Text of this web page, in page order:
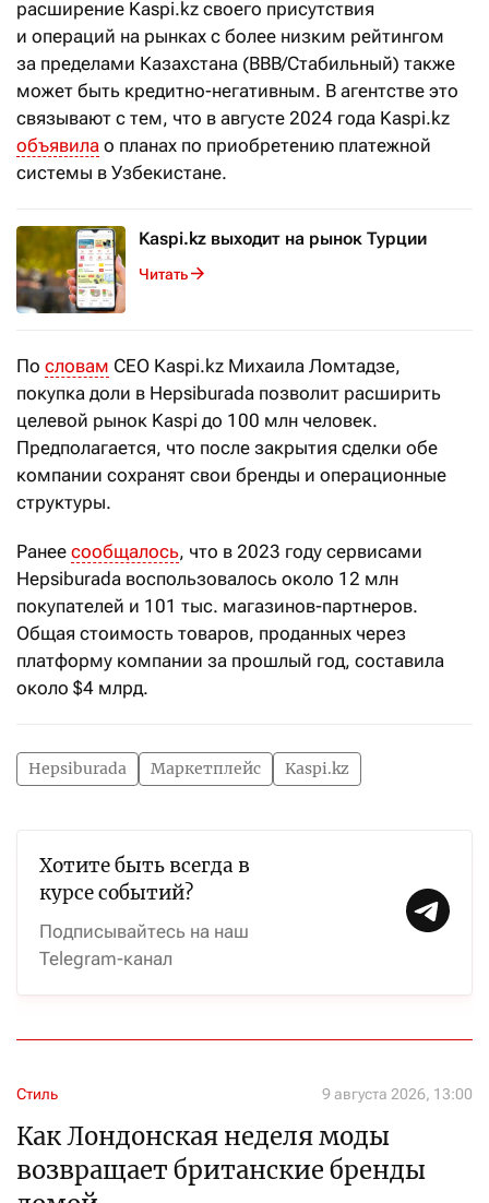
расширение Kaspi.kz своего присутствия
и операций на рынках с более низким рейтингом
за пределами Казахстана (BBB/Стабильный) также
может быть кредитно-негативным. В агентстве это
связывают с тем, что в августе 2024 года Kaspi.kz
объявила о планах по приобретению платежной
системы в Узбекистане.
Kaspi.kz выходит на рынок Турции
Читать
По словам CEO Kaspi.kz Михаила Ломтадзе,
покупка доли в Hepsiburada позволит расширить
целевой рынок Kaspi до 100 млн человек.
Предполагается, что после закрытия сделки обе
компании сохранят свои бренды и операционные
структуры.
Ранее сообщалось, что в 2023 году сервисами
Hepsiburada воспользовалось около 12 млн
покупателей и 101 тыс. магазинов-партнеров.
Общая стоимость товаров, проданных через
платформу компании за прошлый год, составила
около $4 млрд.
Hepsiburada Маркетплейс Kaspi.kz
Хотите быть всегда в
курсе событий?
Подписывайтесь на наш
Telegram-канал
Стиль 9 августа 2026, 13:00
Как Лондонская неделя моды
возвращает британские бренды